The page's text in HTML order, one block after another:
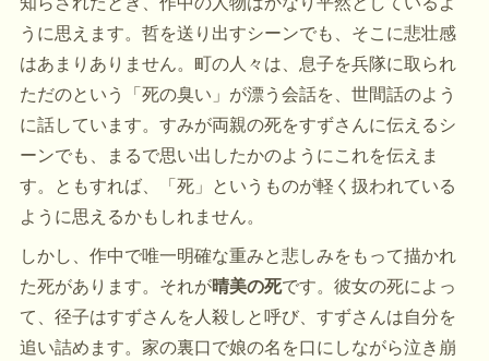
うに思えます。哲を送り出すシーンでも、そこに悲壮感
はあまりありません。町の人々は、息子を兵隊に取られ
ただのという「死の臭い」が漂う会話を、世間話のよう
に話しています。すみが両親の死をすずさんに伝えるシ
ーンでも、まるで思い出したかのようにこれを伝えま
す。ともすれば、「死」というものが軽く扱われている
ように思えるかもしれません。
しかし、作中で唯一明確な重みと悲しみをもって描かれ
た死があります。それが晴美の死です。彼女の死によっ
て、径子はすずさんを人殺しと呼び、すずさんは自分を
追い詰めます。家の裏口で娘の名を口にしながら泣き崩